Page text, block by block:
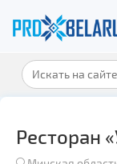
Ресторан